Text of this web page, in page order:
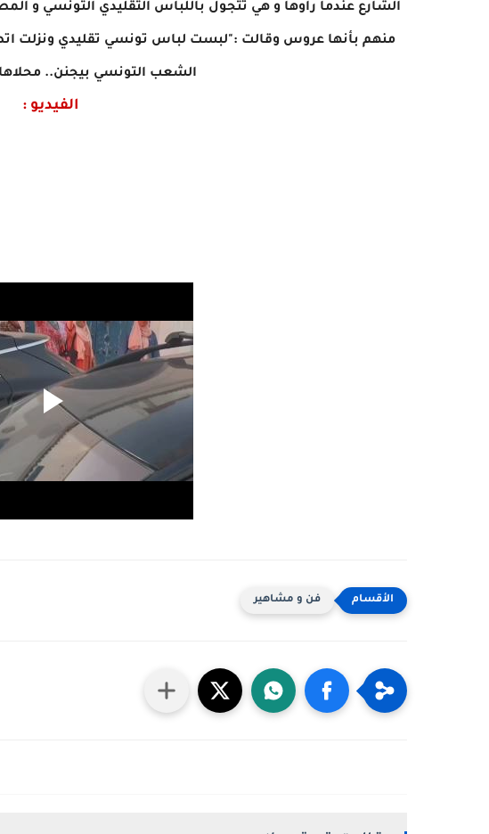
الشارع عندما رأوها و هي تتجول باللباس التقليدي التونسي و
منهم بأنها عروس وقالت :"لبست لباس تونسي تقليدي ونزلت
الشعب التونسي بيجنن..
الفيديو :
فن و مشاهير